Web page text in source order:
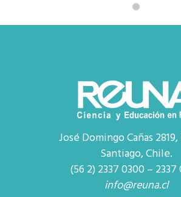
José Domingo Cañas
Santiago, Chile.
(56 2) 2337 0300 – 2337
info@reuna.cl